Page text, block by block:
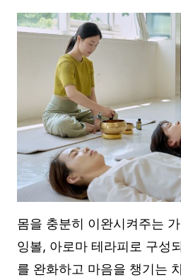
몸을 충분히 이완시켜주는
잉볼, 아로마 테라피로 구성
를 완화하고 마음을 챙기는